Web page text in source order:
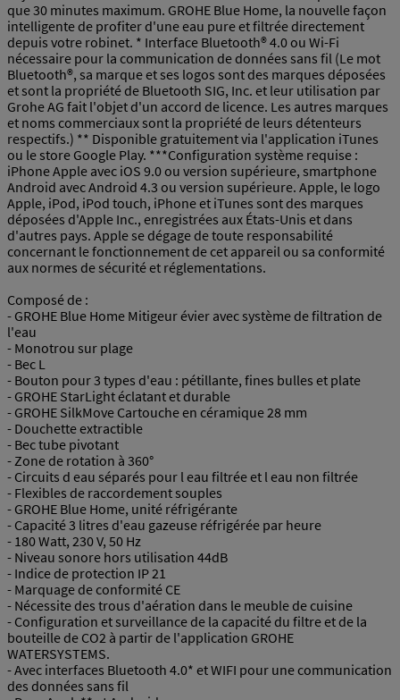
que 30 minutes maximum. GROHE Blue Home, la nouvelle façon
intelligente de profiter d'une eau pure et filtrée directement
depuis votre robinet. * Interface Bluetooth® 4.0 ou Wi-Fi
nécessaire pour la communication de données sans fil (Le mot
Bluetooth®, sa marque et ses logos sont des marques déposées
et sont la propriété de Bluetooth SIG, Inc. et leur utilisation par
Grohe AG fait l'objet d'un accord de licence. Les autres marques
et noms commerciaux sont la propriété de leurs détenteurs
respectifs.) ** Disponible gratuitement via l'application iTunes
ou le store Google Play. ***Configuration système requise :
iPhone Apple avec iOS 9.0 ou version supérieure, smartphone
Android avec Android 4.3 ou version supérieure. Apple, le logo
Apple, iPod, iPod touch, iPhone et iTunes sont des marques
déposées d'Apple Inc., enregistrées aux États-Unis et dans
d'autres pays. Apple se dégage de toute responsabilité
concernant le fonctionnement de cet appareil ou sa conformité
aux normes de sécurité et réglementations.
Composé de :
- GROHE Blue Home Mitigeur évier avec système de filtration de
l'eau
- Monotrou sur plage
- Bec L
- Bouton pour 3 types d'eau : pétillante, fines bulles et plate
- GROHE StarLight éclatant et durable
- GROHE SilkMove Cartouche en céramique 28 mm
- Douchette extractible
- Bec tube pivotant
- Zone de rotation à 360°
- Circuits d eau séparés pour l eau filtrée et l eau non filtrée
- Flexibles de raccordement souples
- GROHE Blue Home, unité réfrigérante
- Capacité 3 litres d'eau gazeuse réfrigérée par heure
- 180 Watt, 230 V, 50 Hz
- Niveau sonore hors utilisation 44dB
- Indice de protection IP 21
- Marquage de conformité CE
- Nécessite des trous d'aération dans le meuble de cuisine
- Configuration et surveillance de la capacité du filtre et de la
bouteille de CO2 à partir de l'application GROHE
WATERSYSTEMS.
- Avec interfaces Bluetooth 4.0* et WIFI pour une communication
des données sans fil